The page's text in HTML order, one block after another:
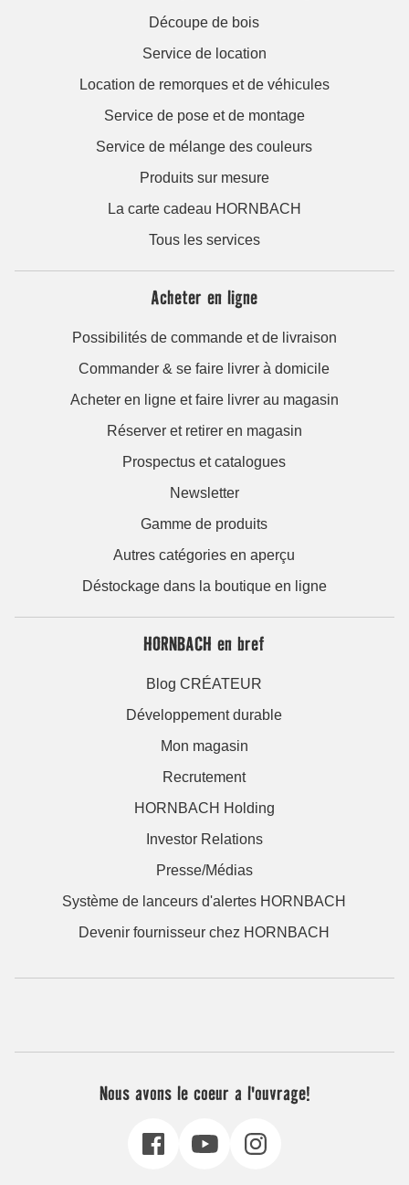
Découpe de bois
Service de location
Location de remorques et de véhicules
Service de pose et de montage
Service de mélange des couleurs
Produits sur mesure
La carte cadeau HORNBACH
Tous les services
Acheter en ligne
Possibilités de commande et de livraison
Commander & se faire livrer à domicile
Acheter en ligne et faire livrer au magasin
Réserver et retirer en magasin
Prospectus et catalogues
Newsletter
Gamme de produits
Autres catégories en aperçu
Déstockage dans la boutique en ligne
HORNBACH en bref
Blog CRÉATEUR
Développement durable
Mon magasin
Recrutement
HORNBACH Holding
Investor Relations
Presse/Médias
Système de lanceurs d'alertes HORNBACH
Devenir fournisseur chez HORNBACH
Nous avons le coeur a l'ouvrage!